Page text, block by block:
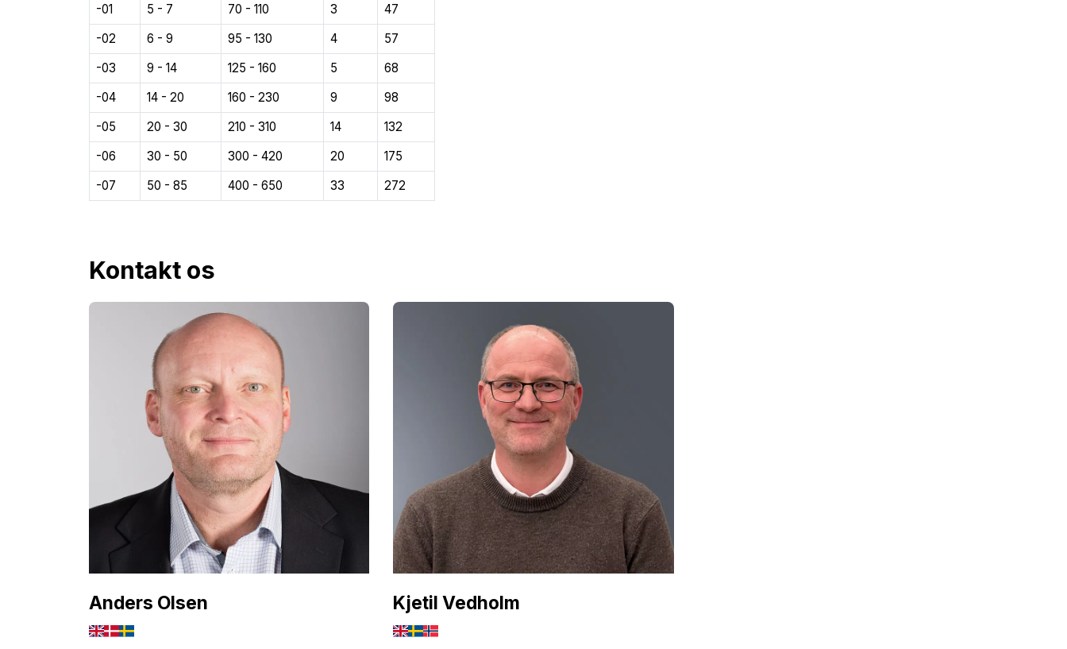
-01
5 - 7 70 - 110 3
47
-02
6 - 9 95 - 130 4
57
-03
9 - 14 125 - 160 5
68
-04
14 - 20 160 - 230 9
98
-05
20 - 30 210 - 310 14
132
-06
30 - 50 300 - 420 20
175
-07
50 - 85 400 - 650 33 272
Kontakt os
Anders Olsen Kjetil Vedholm